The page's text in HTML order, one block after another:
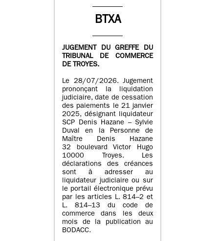
BTXA
JUGEMENT DU GREFFE DU
TRIBUNAL DE COMMERCE
DE TROYES.
Le 28/07/2026. Jugement
prononçant la liquidation
judiciaire, date de cessation
des paiements le 21 janvier
2025, désignant liquidateur
SCP Denis Hazane – Sylvie
Duval en la Personne de
Maître Denis Hazane
32 boulevard Victor Hugo
10000 Troyes. Les
déclarations des créances
sont à adresser au
liquidateur judiciaire ou sur
le portail électronique prévu
par les articles L. 814–2 et
L. 814–13 du code de
commerce dans les deux
mois de la publication au
BODACC.